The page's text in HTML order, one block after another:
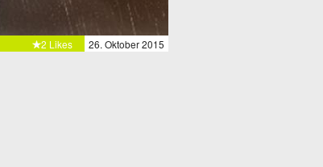
26. Oktober 2015
2 Likes